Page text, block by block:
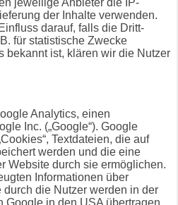
jeweilige Anbieter die IP-
der Inhalte verwenden.
darauf, falls die Dritt-
für statistische Zwecke
bekannt ist, klären wir die Nutzer
Analytics, einen
Inc. („Google“). Google
Textdateien, die auf
werden und die eine
Website durch sie ermöglichen.
Informationen über
die Nutzer werden in der